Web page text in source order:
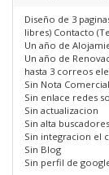
Diseño de 3
libres) Contacto
Un año de
Un año de
hasta 3 correos
Sin Nota
Sin enlace redes
Sin actualizacion
Sin alta buscadores
Sin integracion el
Sin Blog
Sin perfil de